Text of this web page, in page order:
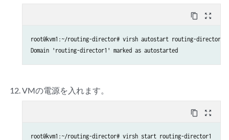
<graphics type='vnc' port='5911' autoport='no'
    </graphics>
    </video>
    <memballoon model='virtio'>
<address type='pci' domain='0x0000' bus='0x07'
    <rng model='virtio'>
<source file='/data/routing-director1/routing-director-
    </disk>
<controller type='usb' index='0' model='qemu-xhci'
<address type='pci' domain='0x0000' bus='0x03'
content_copy zoom_out_map
root@kvm1:~/routing-director# virsh autostart routing-director1
Domain 'routing-director1' marked as autostarted
VMの電源を入れます。
content_copy zoom_out_map
root@kvm1:~/routing-director# virsh start routing-director1